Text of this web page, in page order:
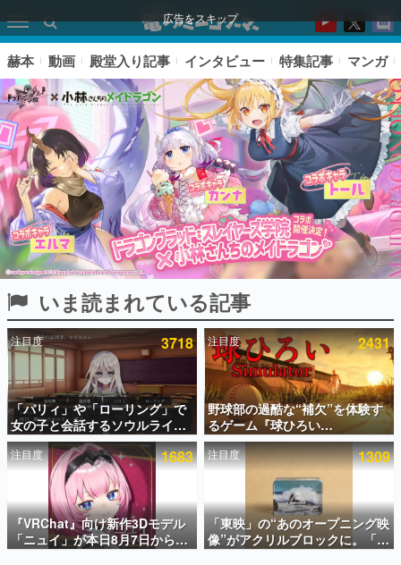
広告をスキップ
ピックアップ
電ファミのいま読まれている記事ランキング
アプリセール情報
インタビュー
連載・特集一覧
殿堂入り記事
SNS拡散数が数千以上！ ページビュー数万以上！ などな
ど。多くの人々に読まれた、電ファミ渾身の“殿堂入り”記
事をまとめました。
赫本 動画 殿堂入り記事 インタビュー 特集記事 マンガ
いま読まれている記事
注目度 3718
「パリィ」や「ローリング」で
女の子と会話するソウルライク
恋愛ゲーム『小早川さんはソウ
ルライク』無料公開。返事に失
敗すると「YOU DIED」
注目度 2431
野球部の過酷な“補欠”を体験す
るゲーム『球ひろい
Simulator』が「1件」のウィッ
シュリストをもとにチェコ語に
対応しSNSで話題に。『キング
ダム・カム』開発元やチェコの
プロ野球選手から称賛の声
注目度 1683
『VRChat』向け新作3Dモデル
「ニュイ」が本日8月7日から
BOOTHにて発売。瞳に光る星
注目度 1309
「東映」の“あのオープニング映
像”がアクリルブロックに。「東
映ヒストリカル グッズコレクシ